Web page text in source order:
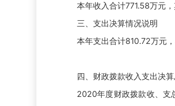
本年收入合计771.58万元
三、支出决算情况说明
本年支出合计810.72万元
四、财政拨款收入支出决
2020年度财政拨款收、支